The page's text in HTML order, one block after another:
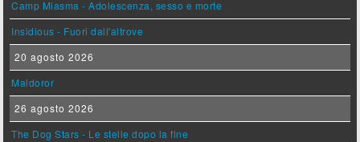
Camp Miasma - Adolescenza, sesso e morte
Insidious - Fuori dall'altrove
20 agosto 2026
Maldoror
26 agosto 2026
The Dog Stars - Le stelle dopo la fine